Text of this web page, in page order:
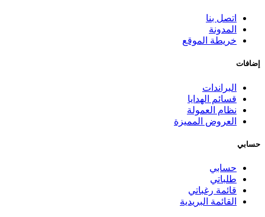
اتصل بنا
المدونة
خريطة الموقع
إضافات
البراندات
قسائم الهدايا
نظام العمولة
العروض المميزة
حسابي
حسابي
طلباتي
قائمة رغباتي
القائمة البريدية